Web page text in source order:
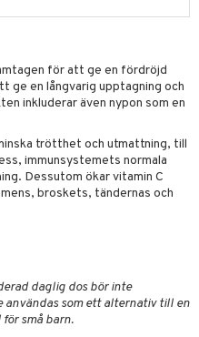
för att ge en fördröjd
ge en långvarig upptagning och
inkluderar även nypon som en
trötthet och utmattning, till
immunsystemets normala
Dessutom ökar vitamin C
broskets, tändernas och
daglig dos bör inte
som ett alternativ till en
små barn.